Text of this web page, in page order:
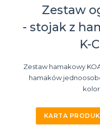
Zestaw
- stojak z
K-
Zestaw hamakowy
hamaków
KARTA